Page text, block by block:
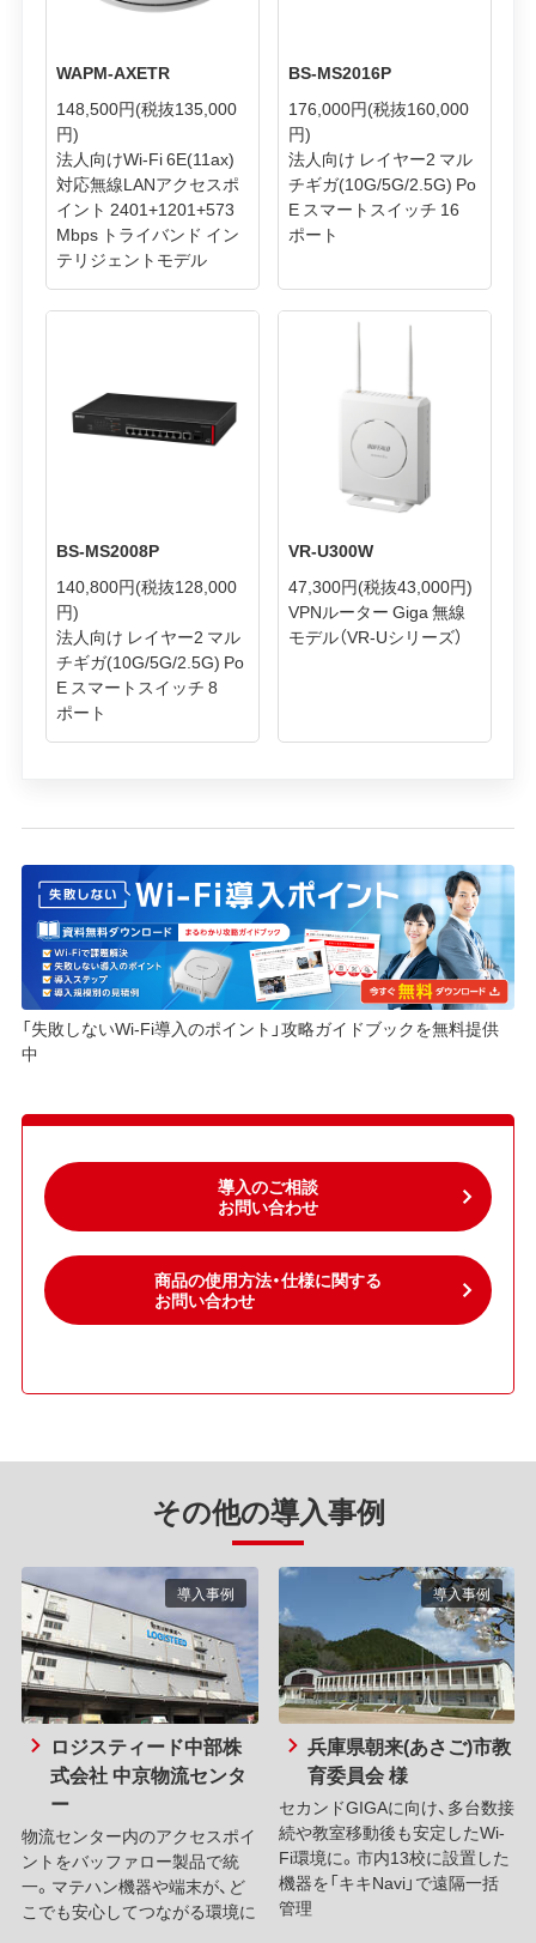
WAPM-AXETR
148,500円(税抜135,000
円)
法人向けWi-Fi 6E(11ax)
対応無線LANアクセスポ
イント 2401+1201+573
Mbps トライバンド イン
テリジェントモデル
BS-MS2016P
176,000円(税抜160,000
円)
法人向け レイヤー2 マル
チギガ(10G/5G/2.5G) Po
E スマートスイッチ 16
ポート
BS-MS2008P
140,800円(税抜128,000
円)
法人向け レイヤー2 マル
チギガ(10G/5G/2.5G) Po
E スマートスイッチ 8
ポート
VR-U300W
47,300円(税抜43,000円)
VPNルーター Giga 無線
モデル（VR-Uシリーズ）
「失敗しないWi-Fi導入のポイント」攻略ガイドブックを無料提供
中
導入のご相談
お問い合わせ
商品の使用方法・仕様に関する
お問い合わせ
その他の導入事例
ロジスティード中部株
式会社 中京物流センタ
ー
物流センター内のアクセスポイ
ントをバッファロー製品で統
一。マテハン機器や端末が、ど
こでも安心してつながる環境に
導入事例
兵庫県朝来(あさご)市教
育委員会 様
セカンドGIGAに向け、多台数接
続や教室移動後も安定したWi-
Fi環境に。市内13校に設置した
機器を「キキNavi」で遠隔一括
管理
導入事例